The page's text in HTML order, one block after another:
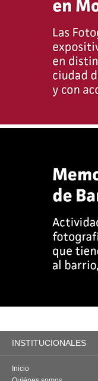
INSTITUCIONALES
Inicio